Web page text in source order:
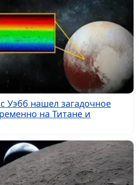
Уэбб нашел загадочное
на Титане и